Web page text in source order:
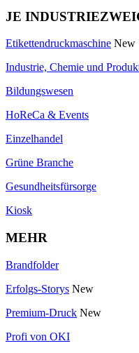
JE
Etikettendruckmaschine New
Industrie, Chemie und
Bildungswesen
HoReCa & Events
Einzelhandel
Grüne Branche
Gesundheitsfürsorge
Kiosk
MEHR
Brandfolder
Erfolgs-Storys New
Premium-Druck New
Profi von OKI